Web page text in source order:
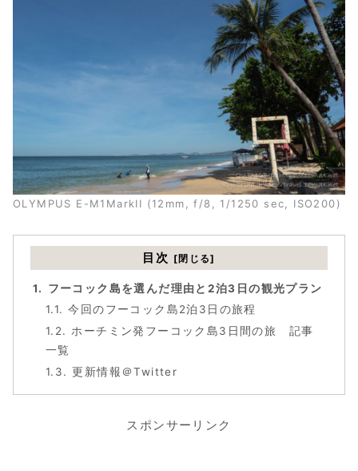
OLYMPUS E-M1MarkII (12mm, f/8, 1/1250 sec, ISO200)
目次
フーコック島を選んだ理由と2泊3日の観光プラン
今回のフーコック島2泊3日の旅程
ホーチミン発フーコック島3日間の旅 記事
一覧
更新情報＠Twitter
スポンサーリンク